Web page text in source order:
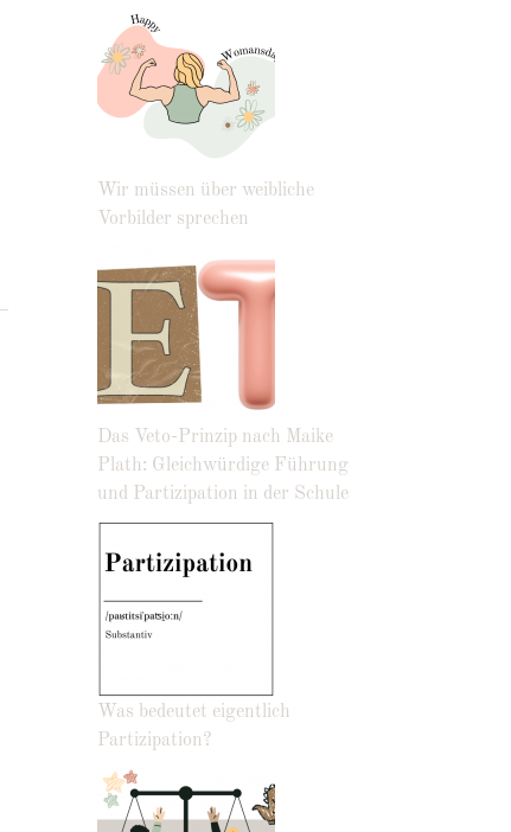
Wir müssen über weibliche
Vorbilder sprechen
Das Veto-Prinzip nach Maike
Plath: Gleichwürdige Führung
und Partizipation in der Schule
Was bedeutet eigentlich
Partizipation?